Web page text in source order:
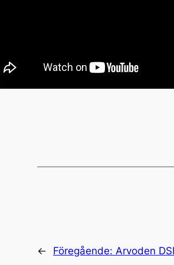
← Föregående: Arvoden